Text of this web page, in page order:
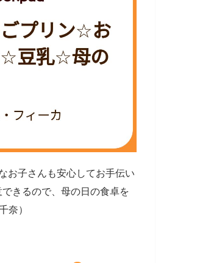
お子さんも安心してお手伝い
きるので、母の日の食卓を
奈）